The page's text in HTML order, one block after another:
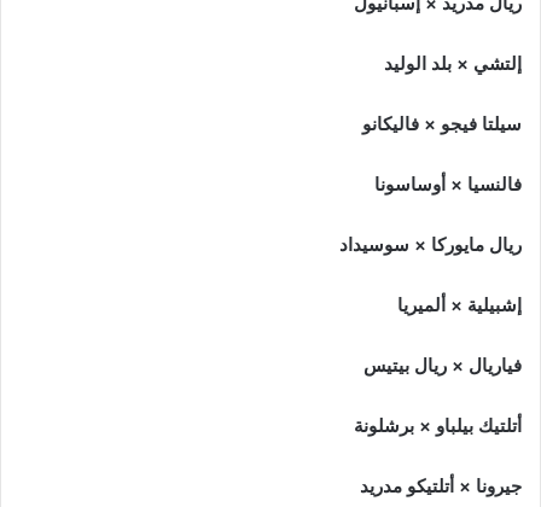
إلتشي × بلد الوليد
سيلتا فيجو × فاليكانو
فالنسيا × أوساسونا
ريال مايوركا × سوسيداد
إشبيلية × ألميريا
فياريال × ريال بيتيس
أتلتيك بيلباو × برشلونة
جيرونا × أتلتيكو مدريد